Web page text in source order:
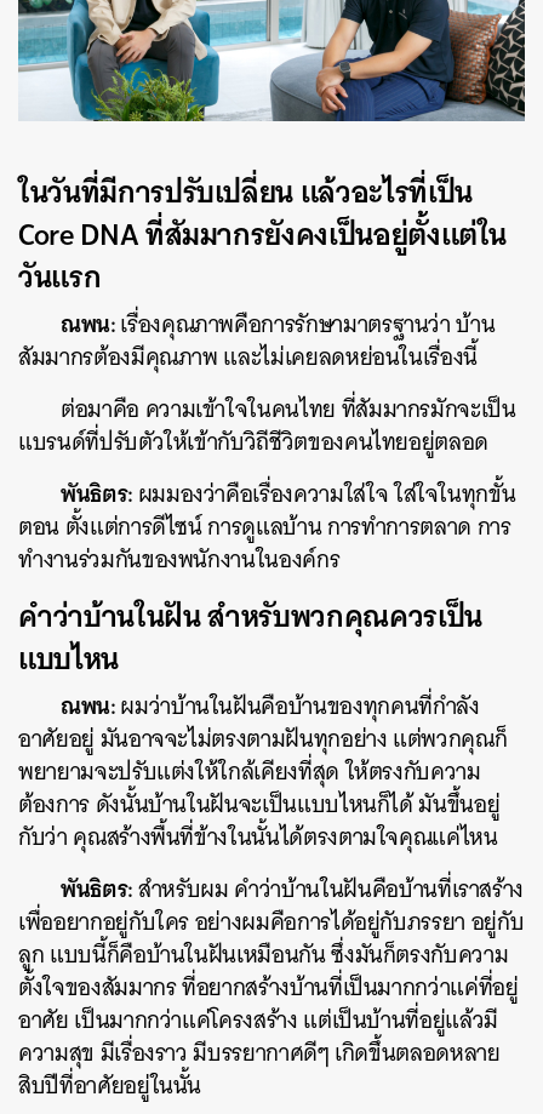
ในวันที่มีการปรับเปลี่ยน แล้วอะไรที่เป็น
Core DNA ที่สัมมากรยังคงเป็นอยู่ตั้งแต่ใน
วันแรก
ณพน:เรื่องคุณภาพคือการรักษามาตรฐานว่า บ้าน
สัมมากรต้องมีคุณภาพ และไม่เคยลดหย่อนในเรื่องนี้
ต่อมาคือ ความเข้าใจในคนไทย ที่สัมมากรมักจะเป็น
แบรนด์ที่ปรับตัวให้เข้ากับวิถีชีวิตของคนไทยอยู่ตลอด
พันธิตร:ผมมองว่าคือเรื่องความใส่ใจ ใส่ใจในทุกขั้น
ตอน ตั้งแต่การดีไซน์ การดูแลบ้าน การทำการตลาด การ
ทำงานร่วมกันของพนักงานในองค์กร
คำว่าบ้านในฝัน สำหรับพวกคุณควรเป็น
แบบไหน
ณพน:ผมว่าบ้านในฝันคือบ้านของทุกคนที่กำลัง
อาศัยอยู่ มันอาจจะไม่ตรงตามฝันทุกอย่าง แต่พวกคุณก็
พยายามจะปรับแต่งให้ใกล้เคียงที่สุด ให้ตรงกับความ
ต้องการ ดังนั้นบ้านในฝันจะเป็นแบบไหนก็ได้ มันขึ้นอยู่
กับว่า คุณสร้างพื้นที่ข้างในนั้นได้ตรงตามใจคุณแค่ไหน
พันธิตร:สำหรับผม คำว่าบ้านในฝันคือบ้านที่เราสร้าง
เพื่ออยากอยู่กับใคร อย่างผมคือการได้อยู่กับภรรยา อยู่กับ
ลูก แบบนี้ก็คือบ้านในฝันเหมือนกัน ซึ่งมันก็ตรงกับความ
ตั้งใจของสัมมากร ที่อยากสร้างบ้านที่เป็นมากกว่าแค่ที่อยู่
อาศัย เป็นมากกว่าแค่โครงสร้าง แต่เป็นบ้านที่อยู่แล้วมี
ความสุข มีเรื่องราว มีบรรยากาศดีๆ เกิดขึ้นตลอดหลาย
สิบปีที่อาศัยอยู่ในนั้น